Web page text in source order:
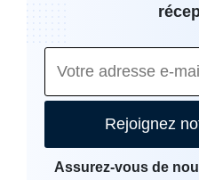
Rejoignez
Assurez-vous de